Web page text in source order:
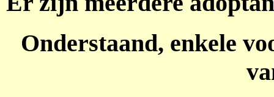
Onderstaand, enkele